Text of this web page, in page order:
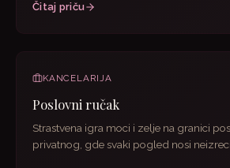
Čitaj priču
KANCELARIJA
Poslovni ručak
Strastvena igra moci i zelje na granici
privatnog, gde svaki pogled nosi